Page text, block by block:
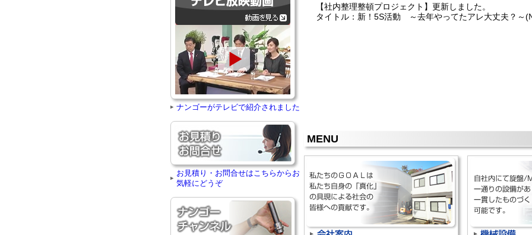
【社内整理整頓プロジェクト】更新しました。
タイトル：新！5S活動 ～去年やってたアレ大丈夫？～
MENU
ナンゴーがテレビで紹介されました
お見積り・お問合せはこちらからお
気軽にどうぞ